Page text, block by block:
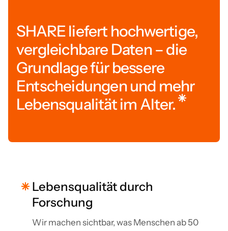
SHARE liefert hochwertige,
vergleichbare Daten – die
Grundlage für bessere
Entscheidungen und mehr
Lebensqualität im Alter.
Lebensqualität durch
Forschung
Wir machen sichtbar, was Menschen ab 50